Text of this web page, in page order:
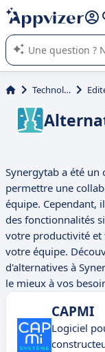
répondre (plusieurs
L'IA de Appvizer
logiciel SaaS en
Technologie
Synergytab a été un
permettre une
équipe. Cependant,
des fonctionnalités
votre productivité et
votre équipe.
d'alternatives à
le mieux à vos
CAPMI
Logiciel